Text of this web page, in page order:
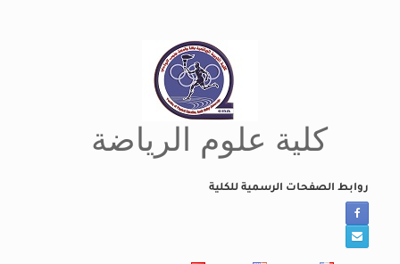
كلية علوم الرياضة
روابط الصفحات الرسمية للكلية